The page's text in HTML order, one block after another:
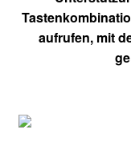
aufrufen, mit